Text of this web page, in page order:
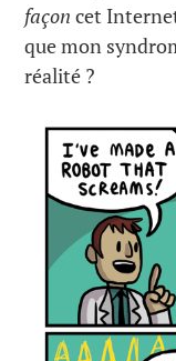
façon cet
que mon
réalité ?